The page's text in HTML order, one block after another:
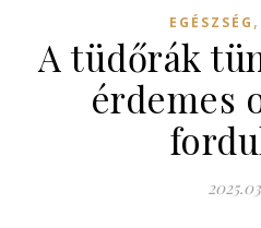
EGÉSZSÉG ,
A tüdőrák
érdemes